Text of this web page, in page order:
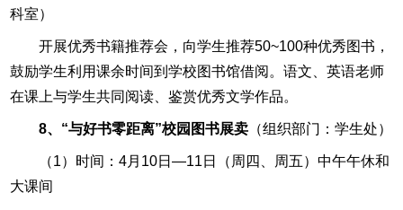
科室）
开展优秀书籍推荐会，向学生推荐50~100种优秀图书，
鼓励学生利用课余时间到学校图书馆借阅。语文、英语老师
在课上与学生共同阅读、鉴赏优秀文学作品。
8、“与好书零距离”校园图书展卖 （组织部门：学生处）
（1）时间：4月10日—11日（周四、周五）中午午休和
大课间